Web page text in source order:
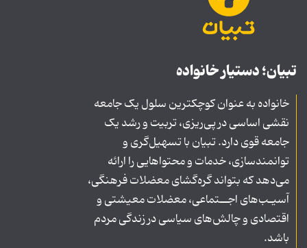
تبیان؛ دستیار خانواده
خانواده به عنوان کوچکترین سلول یک جامعه
نقشی اساسی در پی‌ریزی، تربیت و رشد یک
جامعه قوی دارد. تبیان با تسهیل‌گری و
توانمندسازی، خدمات و محتواهایی را ارائه
می‌دهد که بتواند گره‌گشای معضلات فرهنگی،
آسیـب‌های اجــتماعی، معضلات معیشتی و
اقتصادی و چالش‌های سیاسی در زندگی مردم
باشد.